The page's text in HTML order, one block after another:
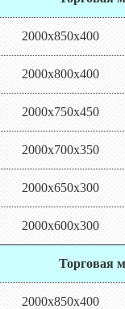
2000х850х400
2000х800х400
2000х750х450
2000х700х350
2000х650х300
2000х600х300
Торговая
2000х850х400